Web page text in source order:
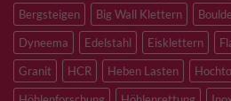
Bergsteigen
Big Wall Klettern
Dyneema
Edelstahl Eisklettern
Granit
HCR Heben Lasten